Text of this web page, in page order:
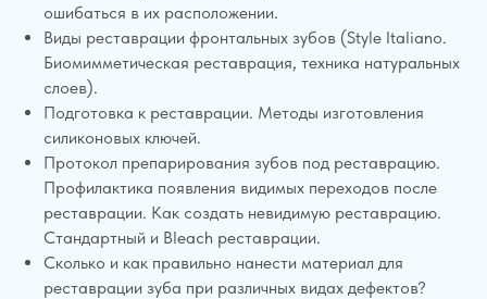
ошибаться в их расположении.
Виды реставрации фронтальных зубов (Style Italiano.
Биомимметическая реставрация, техника натуральных
слоев).
Подготовка к реставрации. Методы изготовления
силиконовых ключей.
Протокол препарирования зубов под реставрацию.
Профилактика появления видимых переходов после
реставрации. Как создать невидимую реставрацию.
Стандартный и Bleach реставрации.
Сколько и как правильно нанести материал для
реставрации зуба при различных видах дефектов?